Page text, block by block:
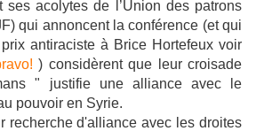
ses acolytes de l’Union des patrons
qui annoncent la conférence (et qui
antiraciste à Brice Hortefeux voir
) considèrent que leur croisade
" justifie une alliance avec le
pouvoir en Syrie.
recherche d'alliance avec les droites